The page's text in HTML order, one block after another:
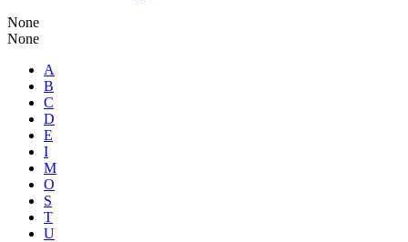
None
None
A
B
C
D
E
I
M
O
S
T
U